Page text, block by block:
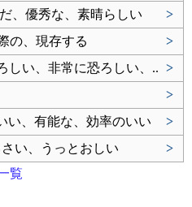
、優秀な、素晴らしい
>
の、現存する
>
しい、非常に恐ろしい、.. >
>
い、有能な、効率のいい
>
い、うっとおしい
>
覧